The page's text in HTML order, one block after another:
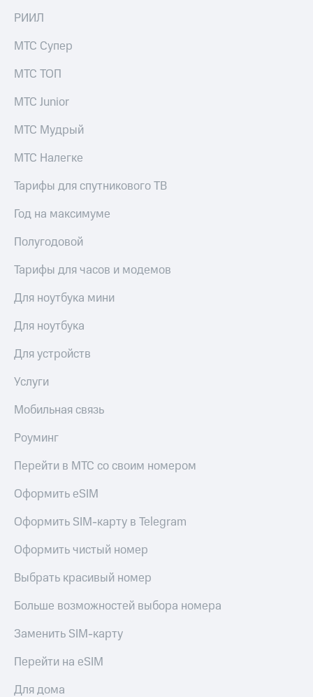
РИИЛ
МТС Супер
МТС ТОП
МТС Junior
МТС Мудрый
МТС Налегке
Тарифы для спутникового ТВ
Год на максимуме
Полугодовой
Тарифы для часов и модемов
Для ноутбука мини
Для ноутбука
Для устройств
Услуги
Мобильная связь
Роуминг
Перейти в МТС со своим номером
Оформить eSIM
Оформить SIM-карту в Telegram
Оформить чистый номер
Выбрать красивый номер
Больше возможностей выбора номера
Заменить SIM-карту
Перейти на eSIM
Для дома